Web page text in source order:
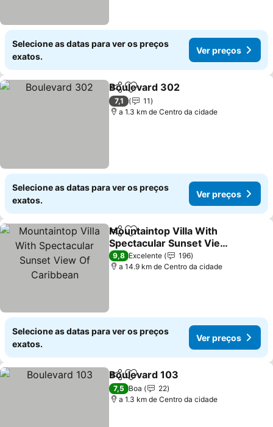
Selecione as datas para ver os preços
exatos.
Ver preços
PartilharAdicionar aos favoritos
Boulevard 302
7,1
11
a 1.3 km de Centro da cidade
Selecione as datas para ver os preços
exatos.
Ver preços
PartilharAdicionar aos favoritos
Mountaintop Villa With
Spectacular Sunset View
Of Caribbean
Ver preços
9,8 Excelente
196
a 14.9 km de Centro da cidade
Selecione as datas para ver os preços
exatos.
Ver preços
PartilharAdicionar aos favoritos
Boulevard 103
7,5 Boa
22
a 1.3 km de Centro da cidade